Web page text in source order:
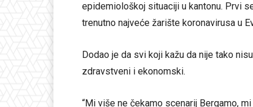
epidemiološkoj situaciji u kantonu. Prvi
trenutno najveće žarište koronavirusa u
Dodao je da svi koji kažu da nije tako
zdravstveni i ekonomski.
“Mi više ne čekamo scenarij Bergamo,